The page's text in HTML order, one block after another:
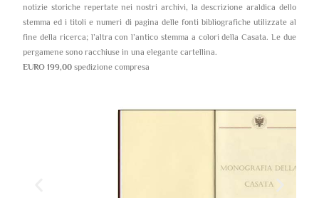
notizie storiche repertate nei nostri archivi, la descrizione araldica dello
stemma ed i titoli e numeri di pagina delle fonti bibliografiche utilizzate al
fine della ricerca; l’altra con l’antico stemma a colori della Casata. Le due
pergamene sono racchiuse in una elegante cartellina.
EURO 199,00 spedizione compresa